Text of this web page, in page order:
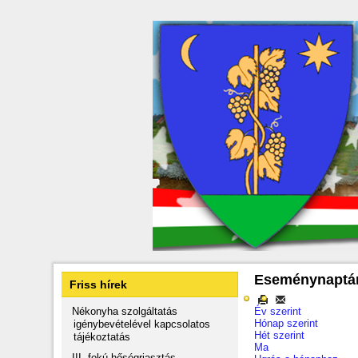
Friss hírek
Nékonyha szolgáltatás
igénybevételével kapcsolatos
tájékoztatás
Év szerint
Hónap szerint
Hét szerint
Ma